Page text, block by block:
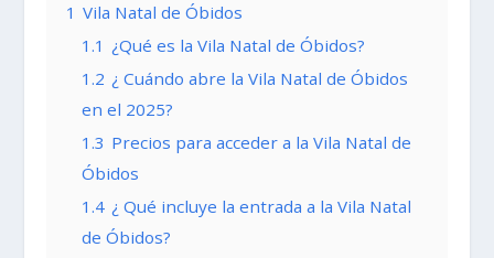
1 Vila Natal de Óbidos
1.1 ¿Qué es la Vila Natal de Óbidos?
1.2 ¿ Cuándo abre la Vila Natal de Óbidos
en el 2025?
1.3 Precios para acceder a la Vila Natal de
Óbidos
1.4 ¿ Qué incluye la entrada a la Vila Natal
de Óbidos?